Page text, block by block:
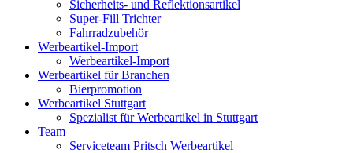
Sicherheits- und Reflektionsartikel
Super-Fill Trichter
Fahrradzubehör
Werbeartikel-Import
Werbeartikel-Import
Werbeartikel für Branchen
Bierpromotion
Werbeartikel Stuttgart
Spezialist für Werbeartikel in Stuttgart
Team
Serviceteam Pritsch Werbeartikel